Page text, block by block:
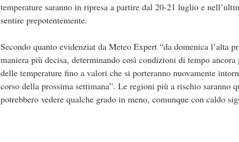
temperature saranno in ripresa a partire dal 20-21 luglio e
sentire prepotentemente.
Secondo quanto evidenziat da Meteo Expert “da domenica l’alta
maniera più decisa, determinando così condizioni di tempo
delle temperature fino a valori che si porteranno nuovamente
corso della prossima settimana”. Le regioni più a rischio saranno
potrebbero vedere qualche grado in meno, comunque con caldo